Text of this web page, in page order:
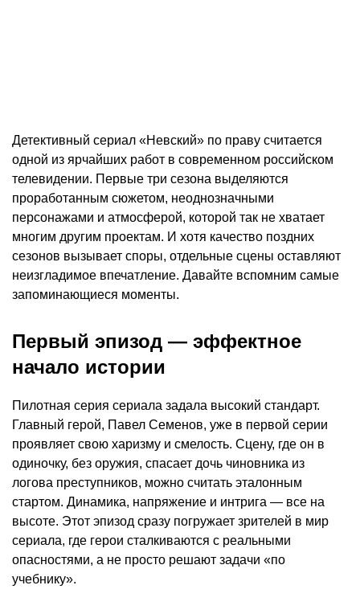
Детективный сериал «Невский» по праву считается
одной из ярчайших работ в современном российском
телевидении. Первые три сезона выделяются
проработанным сюжетом, неоднозначными
персонажами и атмосферой, которой так не хватает
многим другим проектам. И хотя качество поздних
сезонов вызывает споры, отдельные сцены оставляют
неизгладимое впечатление. Давайте вспомним самые
запоминающиеся моменты.
Первый эпизод — эффектное
начало истории
Пилотная серия сериала задала высокий стандарт.
Главный герой, Павел Семенов, уже в первой серии
проявляет свою харизму и смелость. Сцену, где он в
одиночку, без оружия, спасает дочь чиновника из
логова преступников, можно считать эталонным
стартом. Динамика, напряжение и интрига — все на
высоте. Этот эпизод сразу погружает зрителей в мир
сериала, где герои сталкиваются с реальными
опасностями, а не просто решают задачи «по
учебнику».